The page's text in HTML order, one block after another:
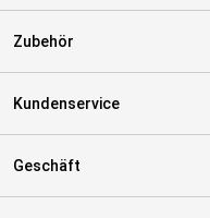
Zubehör
Kundenservice
Geschäft